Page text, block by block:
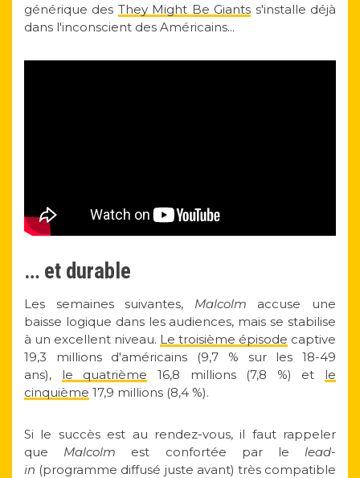
générique des They Might Be Giants s'installe déjà
dans l'inconscient des Américains...
… et durable
Les semaines suivantes, Malcolm accuse une
baisse logique dans les audiences, mais se stabilise
à un excellent niveau. Le troisième épisode captive
19,3 millions d'américains (9,7 % sur les 18-49
ans), le quatrième 16,8 millions (7,8 %) et le
cinquième 17,9 millions (8,4 %).
Si le succès est au rendez-vous, il faut rappeler
que Malcolm est confortée par lelead-
in (programme diffusé juste avant) très compatible